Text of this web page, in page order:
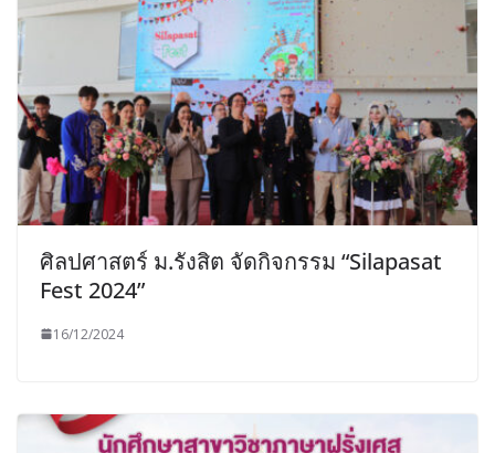
ศิลปศาสตร์ ม.รังสิต จัดกิจกรรม “Silapasat
Fest 2024”
16/12/2024